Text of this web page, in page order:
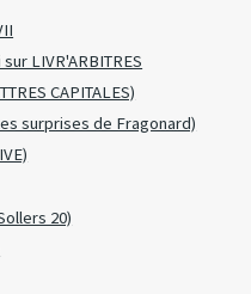
LIVR'ARBITRES
CAPITALES)
surprises de Fragonard)
20)